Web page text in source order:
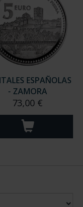
ESPAÑOLAS
- ZAMORA
73,00 €